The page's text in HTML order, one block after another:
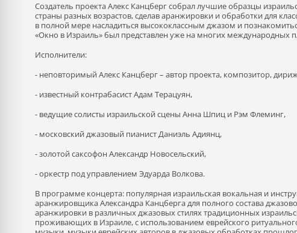
Создатель проекта Алекс Канцберг собрал лучшие образцы
страны разных возрастов, сделав аранжировки и обработки для
в полной мере насладиться высококлассным джазом и
«Окно в Израиль» был представлен уже на многих международных
Исполнители:
- неповторимый Алекс Канцберг – автор проекта, композитор,
- известный контрабасист Адам Терацуян,
- ведущие солисты израильской сцены Анна Шпиц и Рэм Флеминг,
- московский джазовый пианист Даниэль Адиянц,
- золотой саксофон Александр Новосельский,
- оркестр под управлением Эдуарда Волкова.
В программе концерта: популярная израильская вокальная и
аранжировщика Александра Канцберга для полного состава
аранжировки в различных джазовых стилях традиционных
проживающих в Израиле, с использованием еврейского